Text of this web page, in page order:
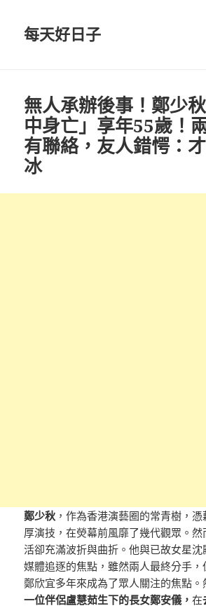
每天好日子
無人承辦後事！鄭少
中身亡」享年55歲！
有聯絡，友人錯愕：
冰
鄭少秋 ，作為香港演藝圈的常青樹，
厚演技，在熒幕前風靡了幾代觀眾。
活卻充滿波折與曲折。他與已故女星
媒體追逐的焦點，雖然兩人最終分手
鄭欣宜多年來成為了眾人關注的焦點。
一位伴侶盧慧茹生下的長女鄭安儀，在